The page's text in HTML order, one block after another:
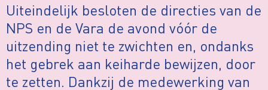
Uiteindelijk besloten de directies van de
NPS en de Vara de avond vóór de
uitzending niet te zwichten en, ondanks
het gebrek aan keiharde bewijzen, door
te zetten. Dankzij de medewerking van